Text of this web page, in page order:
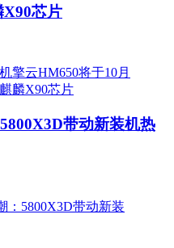
X90芯片
带动新装机热